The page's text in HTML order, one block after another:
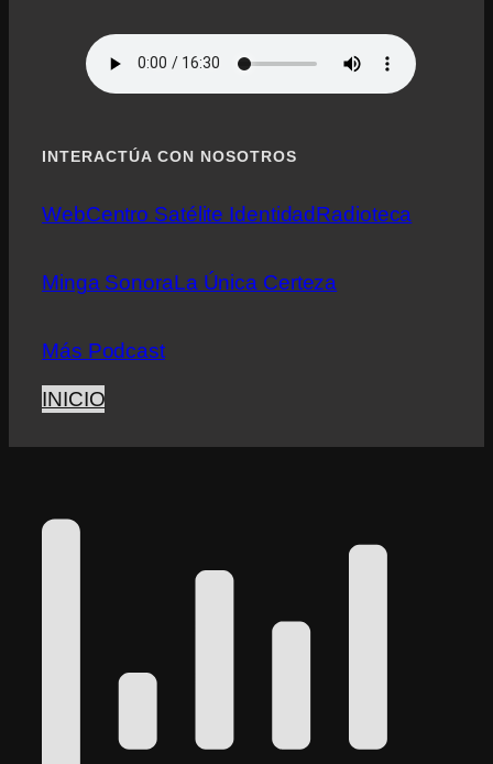
INTERACTÚA CON NOSOTROS
WebCentro Satélite IdentidadRadioteca
Minga SonoraLa Única Certeza
Más Podcast
INICIO